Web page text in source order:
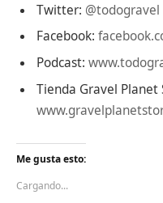
Twitter: @todogravel
Facebook:
Podcast:
Tienda Gravel Planet
Me gusta esto:
Cargando...